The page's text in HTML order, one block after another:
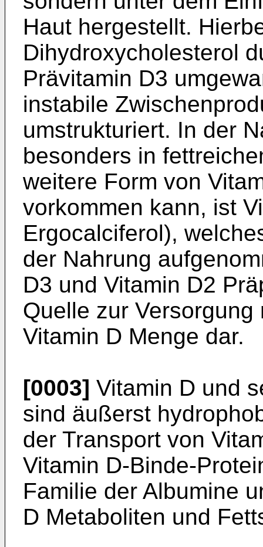
Haut hergestellt.
Dihydroxycholesterol
Prävitamin D3
instabile
umstrukturiert. In der
besonders in
weitere Form von
vorkommen kann, ist
Ergocalciferol),
der Nahrung
D3 und Vitamin D2
Quelle zur
Vitamin D Menge dar.
[0003] Vitamin D und
sind äußerst
der Transport von
Vitamin D-Binde-
Familie der Albumine
D Metaboliten und